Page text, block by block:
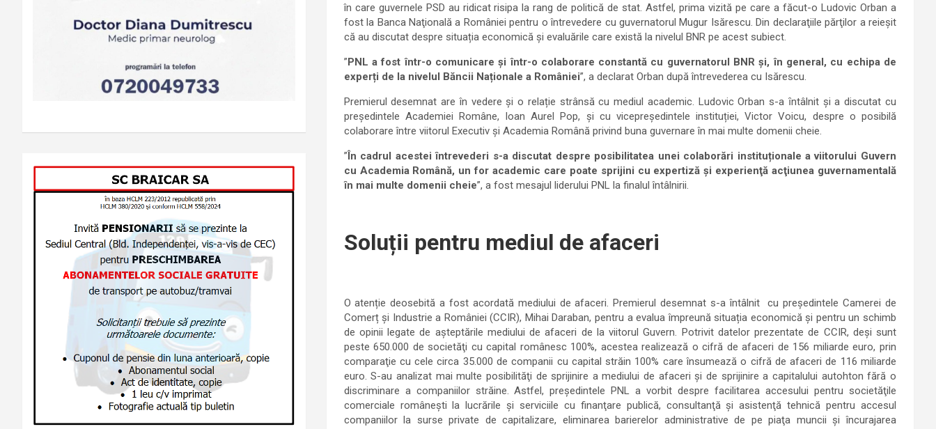
în care guvernele PSD au ridicat risipa la rang de politică de stat. Astfel, prima vizită pe care a făcut-o Ludovic Orban a
fost la Banca Naţională a României pentru o întrevedere cu guvernatorul Mugur Isărescu. Din declaraţiile părţilor a reieşit
că au discutat despre situația economică și evaluările care există la nivelul BNR pe acest subiect.
”PNL a fost într-o comunicare și într-o colaborare constantă cu guvernatorul BNR și, în general, cu echipa de
experți de la nivelul Băncii Naționale a României”, a declarat Orban după întrevederea cu Isărescu.
Premierul desemnat are în vedere și o relație strânsă cu mediul academic. Ludovic Orban s-a ȋntâlnit şi a discutat cu
președintele Academiei Române, Ioan Aurel Pop, și cu vicepreședintele instituției, Victor Voicu, despre o posibilă
colaborare între viitorul Executiv și Academia Română privind buna guvernare în mai multe domenii cheie.
”În cadrul acestei ȋntrevederi s-a discutat despre posibilitatea unei colaborări instituționale a viitorului Guvern
cu Academia Română, un for academic care poate sprijini cu expertiză şi experienţă acţiunea guvernamentală
ȋn mai multe domenii cheie”, a fost mesajul liderului PNL la finalul întâlnirii.
Soluții pentru mediul de afaceri
O atenție deosebită a fost acordată mediului de afaceri. Premierul desemnat s-a întâlnit cu președintele Camerei de
Comerț și Industrie a României (CCIR), Mihai Daraban, pentru a evalua împreună situația economică și pentru un schimb
de opinii legate de așteptările mediului de afaceri de la viitorul Guvern. Potrivit datelor prezentate de CCIR, deşi sunt
peste 650.000 de societăţi cu capital românesc 100%, acestea realizează o cifră de afaceri de 156 miliarde euro, prin
comparaţie cu cele circa 35.000 de companii cu capital străin 100% care însumează o cifră de afaceri de 116 miliarde
euro. S-au analizat mai multe posibilităţi de sprijinire a mediului de afaceri şi de sprijinire a capitalului autohton fără o
discriminare a companiilor străine. Astfel, preşedintele PNL a vorbit despre facilitarea accesului pentru societăţile
comerciale româneşti la lucrările şi serviciile cu finanţare publică, consultanţă şi asistenţă tehnică pentru accesul
companiilor la surse private de capitalizare, eliminarea barierelor administrative de pe piaţa muncii şi încurajarea